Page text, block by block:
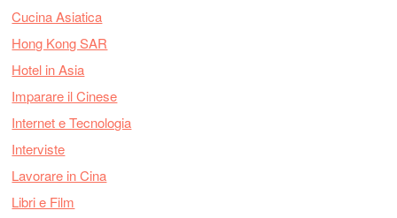
Cucina Asiatica
Hong Kong SAR
Hotel in Asia
Imparare il Cinese
Internet e Tecnologia
Interviste
Lavorare in Cina
Libri e Film